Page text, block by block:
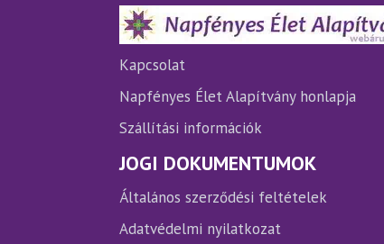
termékoldalon
választhatók
Kapcsolat
Napfényes Élet Alapítvány honlapja
Szállítási információk
JOGI DOKUMENTUMOK
Általános szerződési feltételek
Adatvédelmi nyilatkozat